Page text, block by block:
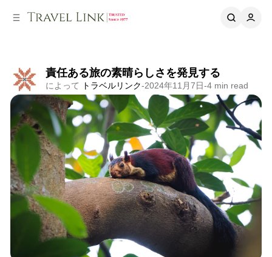
責任ある旅の素晴らしさを発見する
によって トラベルリンク-2024年11月7日-4 min read
シェア
ローカル・コネクション
自然と野生動物